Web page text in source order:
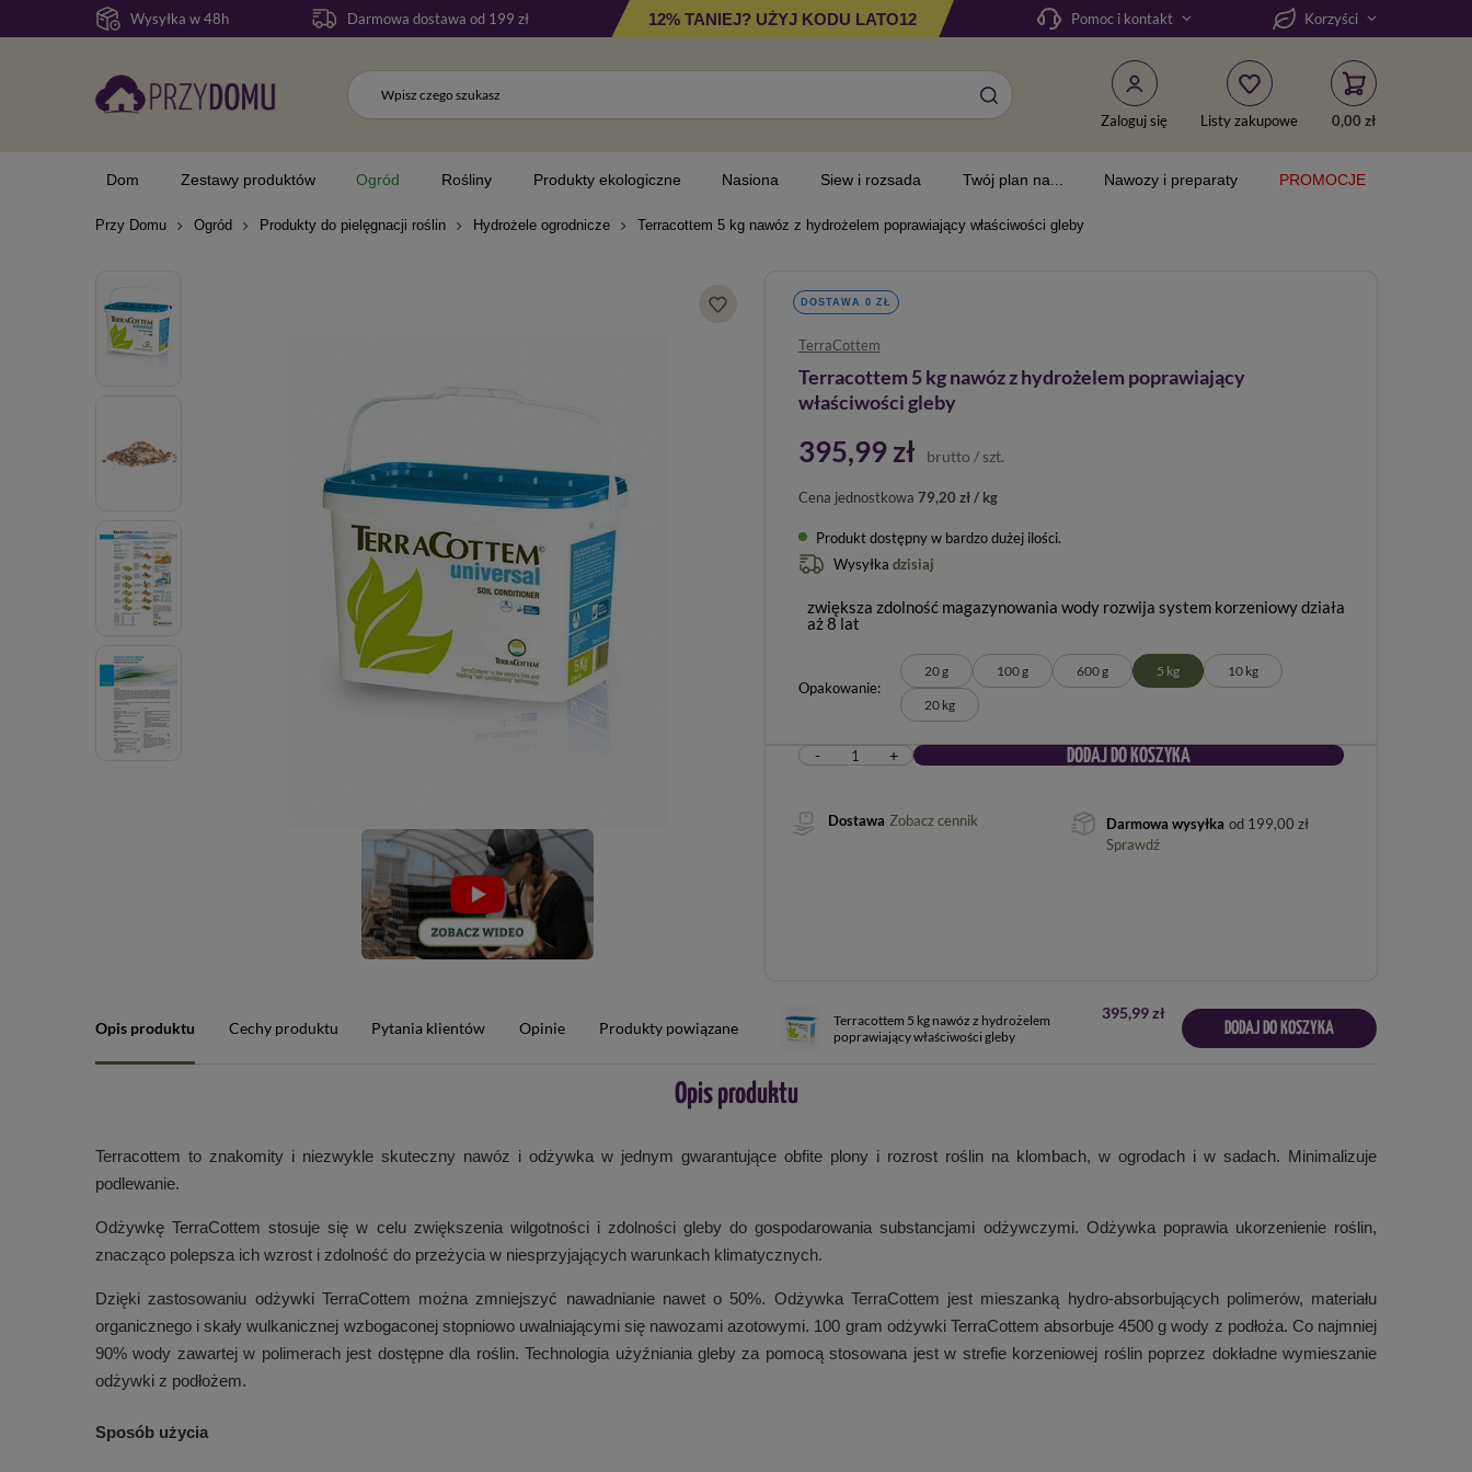
Wysyłka w 48h Darmowa dostawa od 199 zł 12% TANIEJ? UŻYJ KODU LATO12 Pomoc i kontakt Korzyści
Zaloguj się Listy zakupowe 0,00 zł
Dom Zestawy produktów Ogród Rośliny Produkty ekologiczne Nasiona Siew i rozsada Twój plan na... Nawozy i preparaty PROMOCJE
Przy Domu Ogród Produkty do pielęgnacji roślin Hydrożele ogrodnicze Terracottem 5 kg nawóz z hydrożelem poprawiający właściwości gleby
DOSTAWA 0 ZŁ
TerraCottem
Terracottem 5 kg nawóz z hydrożelem poprawiający
właściwości gleby
395,99 zł brutto / szt.
Cena jednostkowa 79,20 zł / kg
Produkt dostępny w bardzo dużej ilości
Wysyłka dzisiaj
zwiększa zdolność magazynowania wody rozwija system korzeniowy działa
aż 8 lat
Opakowanie
20 g 100 g 600 g 5 kg 10 kg
20 kg
- + DODAJ DO KOSZYKA
Dostawa Zobacz cennik Darmowa wysyłka od 199,00 zł
Sprawdź
Opis produktu Cechy produktu Pytania klientów Opinie Produkty powiązane
Terracottem 5 kg nawóz z hydrożelem
poprawiający właściwości gleby
395,99 zł
DODAJ DO KOSZYKA
Opis produktu
Terracottem to znakomity i niezwykle skuteczny nawóz i odżywka w jednym gwarantujące obfite plony i rozrost roślin na klombach, w ogrodach i w sadach. Minimalizuje
podlewanie.
Odżywkę TerraCottem stosuje się w celu zwiększenia wilgotności i zdolności gleby do gospodarowania substancjami odżywczymi. Odżywka poprawia ukorzenienie roślin,
znacząco polepsza ich wzrost i zdolność do przeżycia w niesprzyjających warunkach klimatycznych.
Dzięki zastosowaniu odżywki TerraCottem można zmniejszyć nawadnianie nawet o 50%. Odżywka TerraCottem jest mieszanką hydro-absorbujących polimerów, materiału
organicznego i skały wulkanicznej wzbogaconej stopniowo uwalniającymi się nawozami azotowymi. 100 gram odżywki TerraCottem absorbuje 4500 g wody z podłoża. Co najmniej
90% wody zawartej w polimerach jest dostępne dla roślin. Technologia użyźniania gleby za pomocą stosowana jest w strefie korzeniowej roślin poprzez dokładne wymieszanie
odżywki z podłożem.
Sposób użycia